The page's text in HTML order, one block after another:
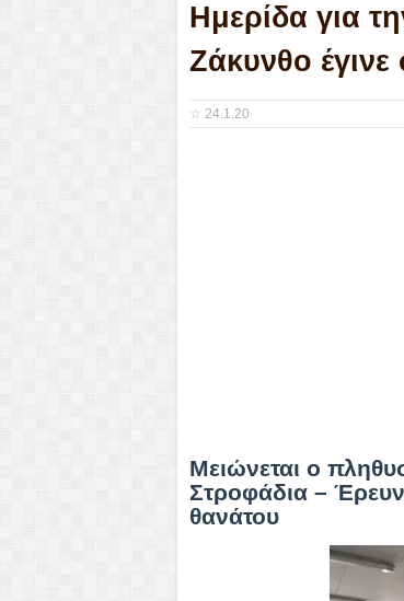
Ημερίδα για
Ζάκυνθο έγινε
☆ 24.1.20
Μειώνεται ο
Στροφάδια –
θανάτου